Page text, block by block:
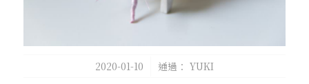
2020-01-10
/ 通過： YUKI